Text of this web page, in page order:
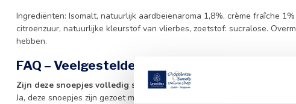
Ingrediënten: Isomalt, natuurlijk aardbeienaroma 1,8%, crème fraîche
citroenzuur, natuurlijke kleurstof van vlierbes, zoetstof: sucralose.
hebben.
FAQ – Veelgestelde vragen
Zijn deze snoepjes volledig suikervrij?
Ja, deze snoepjes zijn gezoet met isomalt en sucralose en bevatten geen